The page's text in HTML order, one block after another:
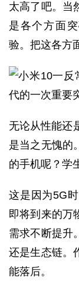
太高了吧。当
是各个方面
验。把这各方
无论从性能还
是当之无愧的
的手机呢？学
这是因为5G
即将到来的万
需求不断提升
还是生态链。
能落后。